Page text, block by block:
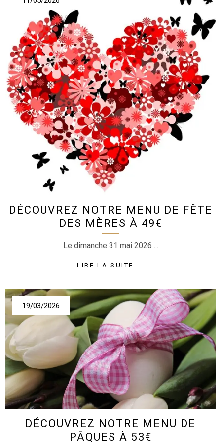
DÉCOUVREZ NOTRE MENU DE FÊTE
DES MÈRES À 49€
Le dimanche 31 mai 2026
19/03/2026
DÉCOUVREZ NOTRE MENU DE
PÂQUES À 53€